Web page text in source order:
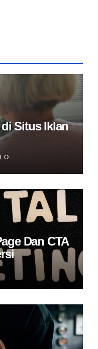
Situs Iklan
Dan CTA